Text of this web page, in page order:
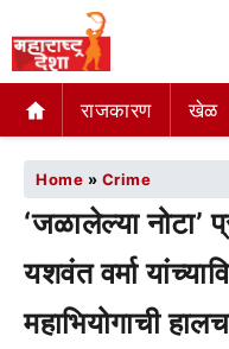
राजकारण खेळ
Home » Crime
‘जळालेल्या नोटा’
यशवंत वर्मा
महाभियोगाची